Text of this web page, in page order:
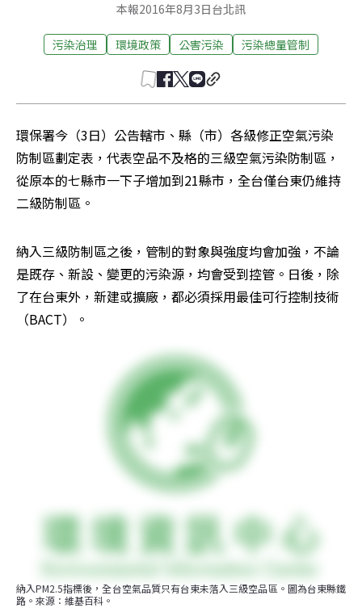
本報2016年8月3日台北訊
污染治理 環境政策 公害污染 污染總量管制
環保署今（3日）公告轄市、縣（市）各級修正空氣污染
防制區劃定表，代表空品不及格的三級空氣污染防制區，
從原本的七縣市一下子增加到21縣市，全台僅台東仍維持
二級防制區。
納入三級防制區之後，管制的對象與強度均會加強，不論
是既存、新設、變更的污染源，均會受到控管。日後，除
了在台東外，新建或擴廠，都必須採用最佳可行控制技術
（BACT）。
納入PM2.5指標後，全台空氣品質只有台東未落入三級空品區。圖為台東縣鐵
路。來源：維基百科。